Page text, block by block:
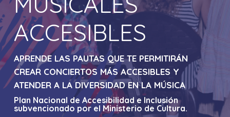
ACCESIBLES
APRENDE LAS PAUTAS QUE TE PERMITIRÁN
CREAR CONCIERTOS MÁS ACCESIBLES Y
ATENDER A LA DIVERSIDAD EN LA MÚSICA
Plan Nacional de Accesibilidad e Inclusión
subvencionado por el Ministerio de Cultura.